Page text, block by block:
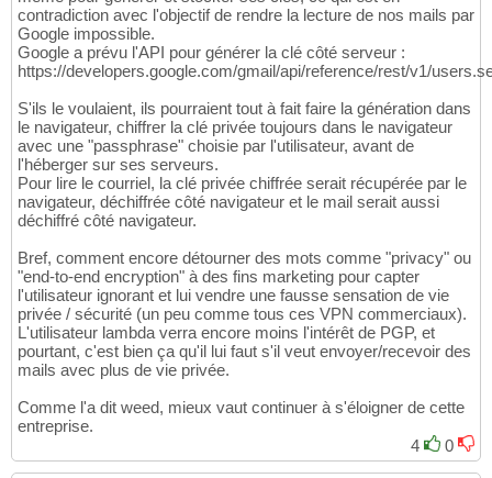
contradiction avec l'objectif de rendre la lecture de nos mails par
Google impossible.
Google a prévu l'API pour générer la clé côté serveur :
https://developers.google.com/gmail/api/reference/rest/v1/
S'ils le voulaient, ils pourraient tout à fait faire la génération dans
le navigateur, chiffrer la clé privée toujours dans le navigateur
avec une "passphrase" choisie par l'utilisateur, avant de
l'héberger sur ses serveurs.
Pour lire le courriel, la clé privée chiffrée serait récupérée par le
navigateur, déchiffrée côté navigateur et le mail serait aussi
déchiffré côté navigateur.
Bref, comment encore détourner des mots comme "privacy" ou
"end-to-end encryption" à des fins marketing pour capter
l'utilisateur ignorant et lui vendre une fausse sensation de vie
privée / sécurité (un peu comme tous ces VPN commerciaux).
L'utilisateur lambda verra encore moins l'intérêt de PGP, et
pourtant, c'est bien ça qu'il lui faut s'il veut envoyer/recevoir des
mails avec plus de vie privée.
Comme l'a dit weed, mieux vaut continuer à s'éloigner de cette
entreprise.
4
0